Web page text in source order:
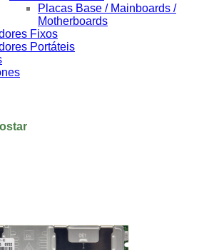
Placas Base / Mainboards /
Motherboards
Fixos
Portáteis